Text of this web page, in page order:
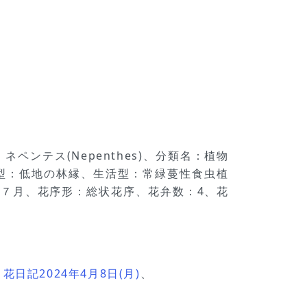
ペンテス(Nepenthes)、分類名：植物
低地の林縁、生活型：常緑蔓性食虫植
月、花序形：総状花序、花弁数：4、花
日記2024年4月8日(月)、